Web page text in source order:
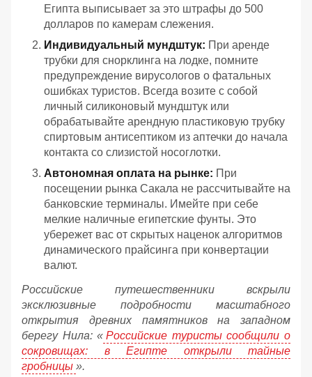
Египта выписывает за это штрафы до 500
долларов по камерам слежения.
Индивидуальный мундштук: При аренде
трубки для снорклинга на лодке, помните
предупреждение вирусологов о фатальных
ошибках туристов. Всегда возите с собой
личный силиконовый мундштук или
обрабатывайте арендную пластиковую трубку
спиртовым антисептиком из аптечки до начала
контакта со слизистой носоглотки.
Автономная оплата на рынке: При
посещении рынка Сакала не рассчитывайте на
банковские терминалы. Имейте при себе
мелкие наличные египетские фунты. Это
убережет вас от скрытых наценок алгоритмов
динамического прайсинга при конвертации
валют.
Российские путешественники вскрыли
эксклюзивные подробности масштабного
открытия древних памятников на западном
берегу Нила: « Российские туристы сообщили о
сокровищах: в Египте открыли тайные
гробницы ».